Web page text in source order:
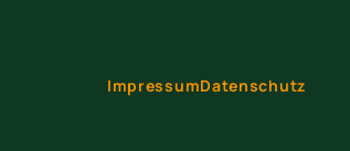
ImpressumDatenschutz